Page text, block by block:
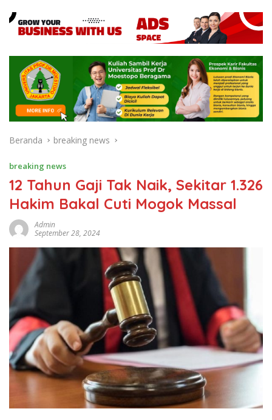
Beranda breaking news
breaking news
12 Tahun Gaji Tak Naik, Sekitar 1.326
Hakim Bakal Cuti Mogok Massal
Admin
September 28, 2024